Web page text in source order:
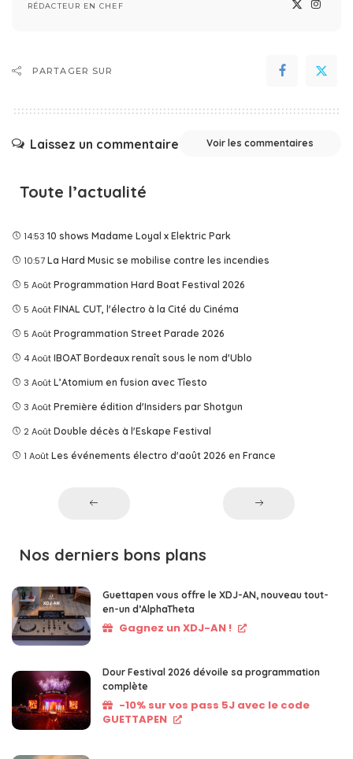
RÉDACTEUR EN CHEF
PARTAGER SUR
Laissez un commentaire Voir les commentaires
Toute l’actualité
14:53 10 shows Madame Loyal x Elektric Park
10:57 La Hard Music se mobilise contre les incendies
5 Août Programmation Hard Boat Festival 2026
5 Août FINAL CUT, l'électro à la Cité du Cinéma
5 Août Programmation Street Parade 2026
4 Août IBOAT Bordeaux renaît sous le nom d'Ublo
3 Août L’Atomium en fusion avec Tîesto
3 Août Première édition d'Insiders par Shotgun
2 Août Double décès à l'Eskape Festival
1 Août Les événements électro d'août 2026 en France
Nos derniers bons plans
Guettapen vous offre le XDJ-AN, nouveau tout-
en-un d’AlphaTheta
Gagnez un XDJ-AN !
Dour Festival 2026 dévoile sa programmation
complète
-10% sur vos pass 5J avec le code
GUETTAPEN